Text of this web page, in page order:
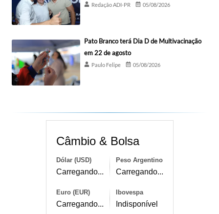
Redação ADI-PR 05/08/2026
Pato Branco terá Dia D de Multivacinação
em 22 de agosto
Paulo Felipe 05/08/2026
Câmbio & Bolsa
Dólar (USD)
Carregando...
Peso Argentino
Carregando...
Euro (EUR)
Carregando...
Ibovespa
Indisponível